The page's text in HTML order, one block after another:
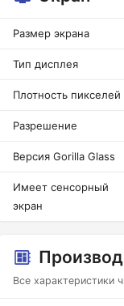
Размер экрана
Тип дисплея
Плотность пикселей
Разрешение
Версия Gorilla Glass
Имеет сенсорный
экран
Все характеристики